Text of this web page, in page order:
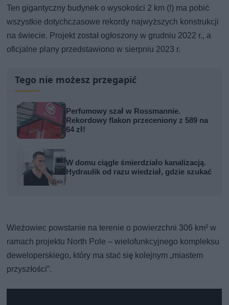
Ten gigantyczny budynek o wysokości 2 km (!) ma pobić
wszystkie dotychczasowe rekordy najwyższych konstrukcji
na świecie. Projekt został ogłoszony w grudniu 2022 r., a
oficjalne plany przedstawiono w sierpniu 2023 r.
Tego nie możesz przegapić
Perfumowy szał w Rossmannie.
Rekordowy flakon przeceniony z 589 na
64 zł!
W domu ciągle śmierdziało kanalizacją.
Hydraulik od razu wiedział, gdzie szukać
Wieżowiec powstanie na terenie o powierzchni 306 km² w
ramach projektu North Pole – wielofunkcyjnego kompleksu
deweloperskiego, który ma stać się kolejnym „miastem
przyszłości”.